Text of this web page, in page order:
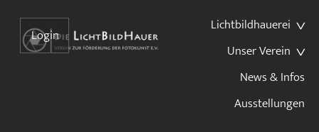
Lichtbildhauerei
Unser Verein
News & Infos
Ausstellungen
Login